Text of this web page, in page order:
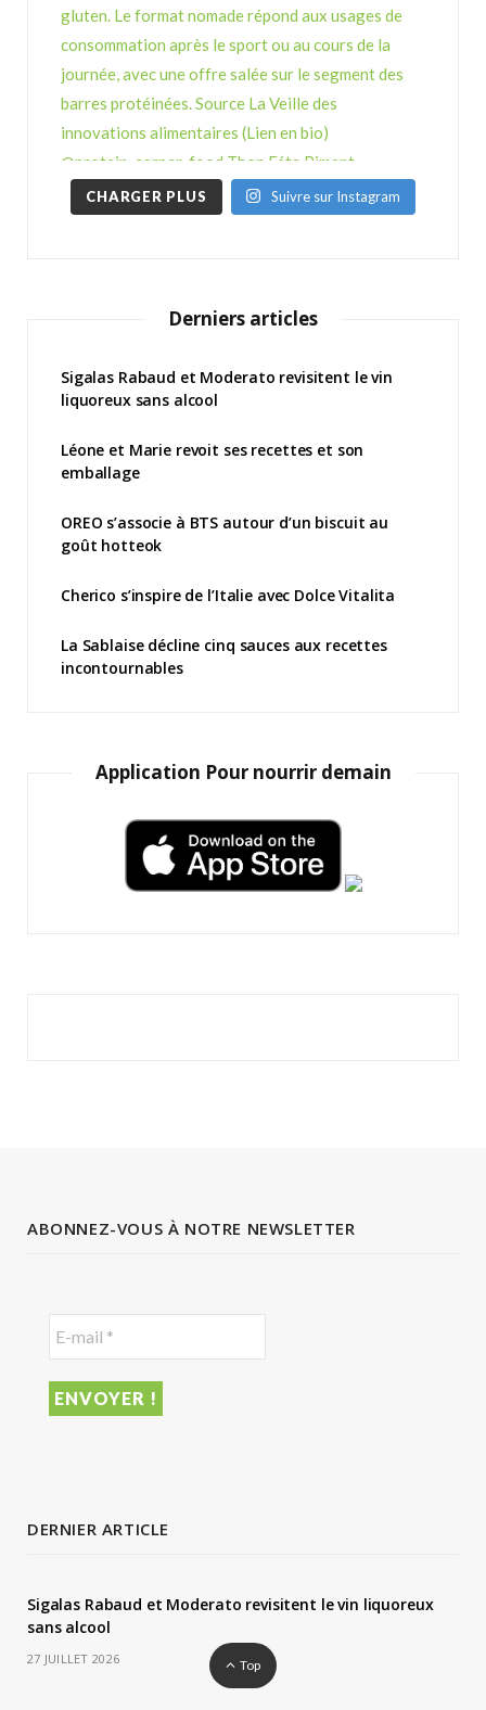
CHARGER PLUS Suivre sur Instagram
Derniers articles
Sigalas Rabaud et Moderato revisitent le vin
liquoreux sans alcool
Léone et Marie revoit ses recettes et son
emballage
OREO s’associe à BTS autour d’un biscuit au
goût hotteok
Cherico s’inspire de l’Italie avec Dolce Vitalita
La Sablaise décline cinq sauces aux recettes
incontournables
Application Pour nourrir demain
ABONNEZ-VOUS À NOTRE NEWSLETTER
DERNIER ARTICLE
Sigalas Rabaud et Moderato revisitent le vin liquoreux
sans alcool
27 JUILLET 2026 Top